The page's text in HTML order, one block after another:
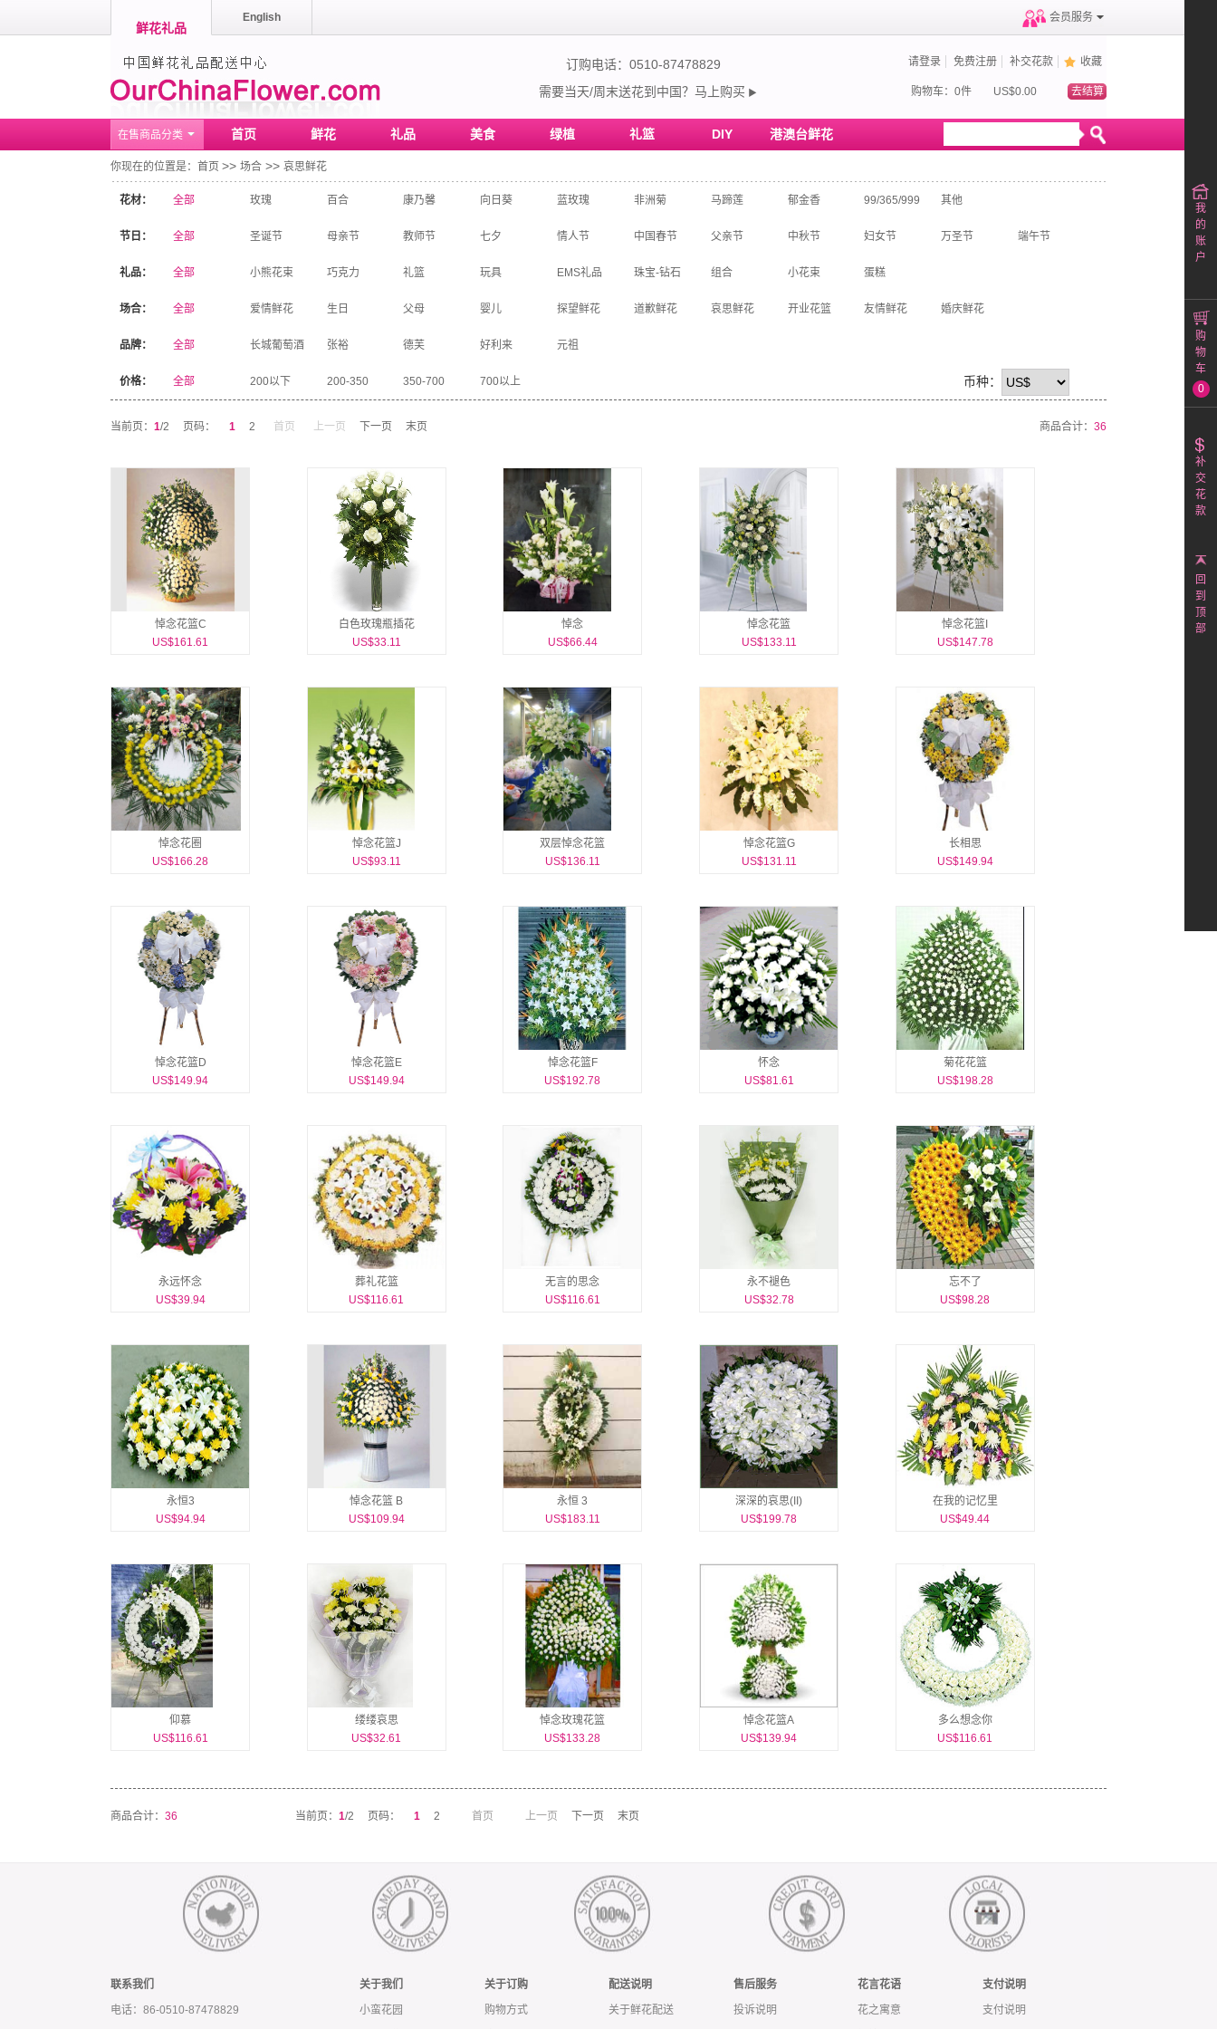
我
的
账
户
购
物
车
0
补
交
花
款
回
到
顶
部
鲜花礼品
English 会员服务
订购电话：0510-87478829
需要当天/周末送花到中国？马上购买 ▶
请登录 免费注册 补交花款 收藏
购物车：0件 US$0.00 去结算
在售商品分类 首页 鲜花 礼品 美食 绿植 礼篮 DIY 港澳台鲜花
你现在的位置是： 首页 >> 场合 >> 哀思鲜花
花材： 全部 玫瑰 百合 康乃馨 向日葵 蓝玫瑰 非洲菊 马蹄莲 郁金香 99/365/999 其他
节日： 全部 圣诞节 母亲节 教师节 七夕 情人节 中国春节 父亲节 中秋节 妇女节 万圣节 端午节
礼品： 全部 小熊花束 巧克力 礼篮 玩具 EMS礼品 珠宝-钻石 组合 小花束 蛋糕
场合： 全部 爱情鲜花 生日 父母 婴儿 探望鲜花 道歉鲜花 哀思鲜花 开业花篮 友情鲜花 婚庆鲜花
品牌： 全部 长城葡萄酒 张裕 德芙 好利来 元祖
价格： 全部 200以下 200-350 350-700 700以上 币种：
当前页： 1/2 页码： 1 2 首页 上一页 下一页 末页 商品合计： 36
悼念花篮C
US$161.61
白色玫瑰瓶插花
US$33.11
悼念
US$66.44
悼念花篮
US$133.11
悼念花篮I
US$147.78
悼念花圈
US$166.28
悼念花篮J
US$93.11
双层悼念花篮
US$136.11
悼念花篮G
US$131.11
长相思
US$149.94
悼念花篮D
US$149.94
悼念花篮E
US$149.94
悼念花篮F
US$192.78
怀念
US$81.61
菊花花篮
US$198.28
永远怀念
US$39.94
葬礼花篮
US$116.61
无言的思念
US$116.61
永不褪色
US$32.78
忘不了
US$98.28
永恒3
US$94.94
悼念花篮 B
US$109.94
永恒 3
US$183.11
深深的哀思(II)
US$199.78
在我的记忆里
US$49.44
仰慕
US$116.61
缕缕哀思
US$32.61
悼念玫瑰花篮
US$133.28
悼念花篮A
US$139.94
多么想念你
US$116.61
商品合计： 36 当前页： 1/2 页码： 1 2 首页 上一页 下一页 末页
联系我们
电话：86-0510-87478829
关于我们
小蛮花园
关于订购
购物方式
配送说明
关于鲜花配送
售后服务
投诉说明
花言花语
花之寓意
支付说明
支付说明